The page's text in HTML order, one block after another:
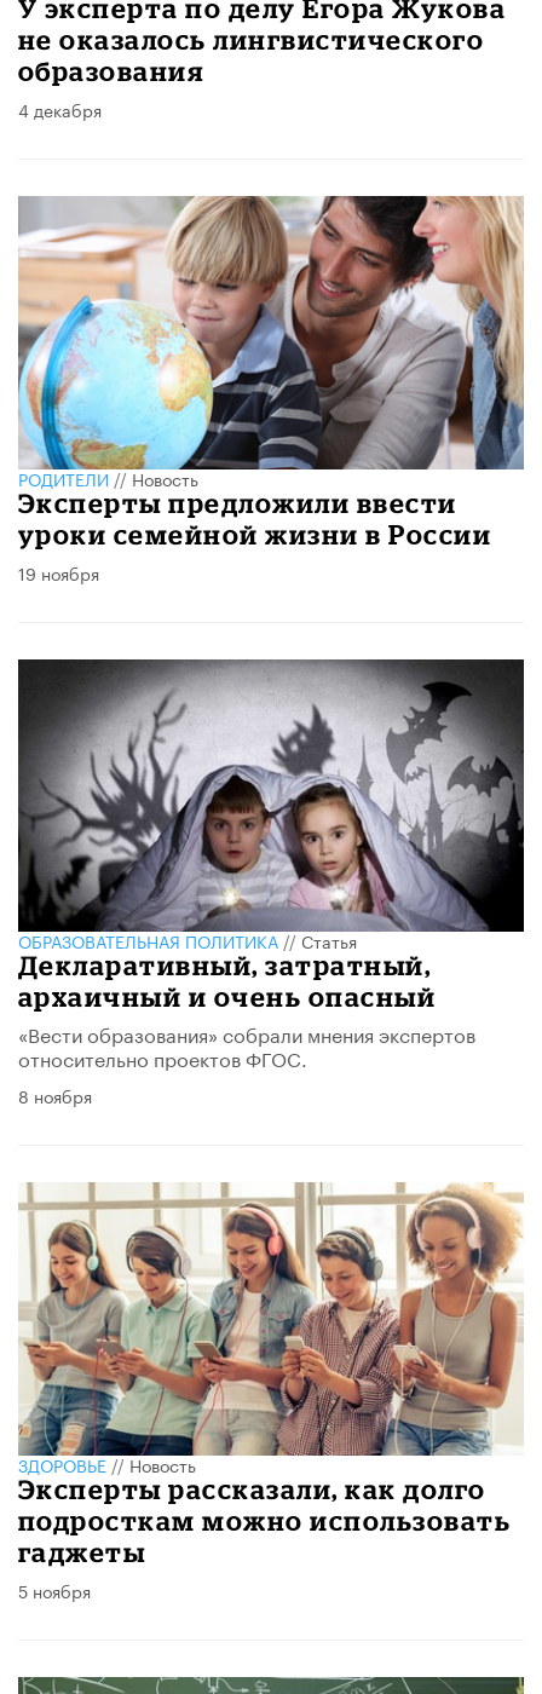
У эксперта по делу Егора Жукова
не оказалось лингвистического
образования
4 декабря
РОДИТЕЛИ//Новость
Эксперты предложили ввести
уроки семейной жизни в России
19 ноября
ОБРАЗОВАТЕЛЬНАЯ ПОЛИТИКА//Статья
Декларативный, затратный,
архаичный и очень опасный
«Вести образования» собрали мнения экспертов
относительно проектов ФГОС.
8 ноября
ЗДОРОВЬЕ//Новость
Эксперты рассказали, как долго
подросткам можно использовать
гаджеты
5 ноября